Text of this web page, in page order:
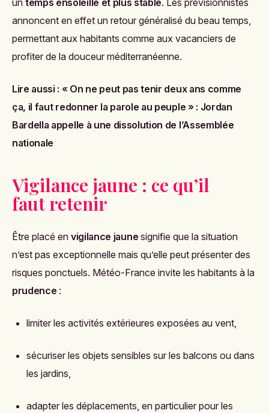
un temps ensoleillé et plus stable. Les prévisionnistes
annoncent en effet un retour généralisé du beau temps,
permettant aux habitants comme aux vacanciers de
profiter de la douceur méditerranéenne.
Lire aussi : « On ne peut pas tenir deux ans comme
ça, il faut redonner la parole au peuple » : Jordan
Bardella appelle à une dissolution de l’Assemblée
nationale
Vigilance jaune : ce qu’il
faut retenir
Être placé en vigilance jaune signifie que la situation
n’est pas exceptionnelle mais qu’elle peut présenter des
risques ponctuels. Météo-France invite les habitants à la
prudence :
limiter les activités extérieures exposées au vent,
sécuriser les objets sensibles sur les balcons ou dans
les jardins,
adapter les déplacements, en particulier pour les